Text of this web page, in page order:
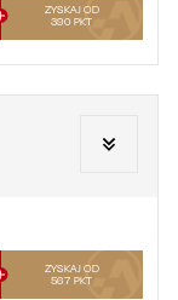
ZYSKAJ OD
390 PKT
ZYSKAJ OD
567 PKT